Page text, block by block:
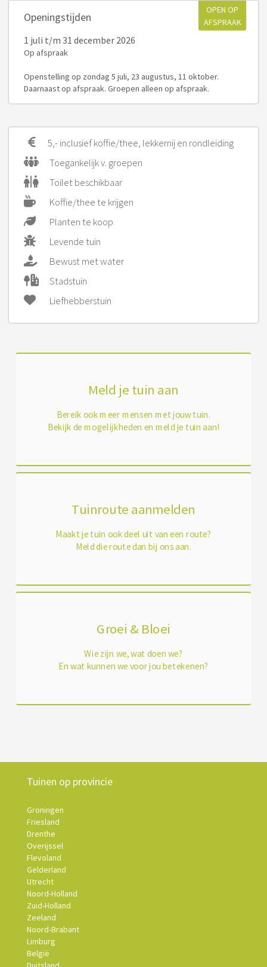
Openingstijden
OPEN OP
AFSPRAAK
1 juli t/m 31 december 2026
Op afspraak
Openstelling op zondag 5 juli, 23 augustus, 11 oktober.
Daarnaast op afspraak. Groepen alleen op afspraak.
5,- inclusief koffie/thee, lekkernij en rondleiding
Toegankelijk v. groepen
Toilet beschikbaar
Koffie/thee te krijgen
Planten te koop
Levende tuin
Bewust met water
Stadstuin
Liefhebberstuin
Meld je tuin aan
Bereik ook meer mensen met jouw tuin.
Bekijk de mogelijkheden en meld je tuin aan!
Tuinroute aanmelden
Maakt je tuin ook deel uit van een route?
Meld die route dan bij ons aan.
Groei & Bloei
Wie zijn we, wat doen we?
En wat kunnen we voor jou betekenen?
Tuinen op provincie
Groningen
Friesland
Drenthe
Overijssel
Flevoland
Gelderland
Utrecht
Noord-Holland
Zuid-Holland
Zeeland
Noord-Brabant
Limburg
België